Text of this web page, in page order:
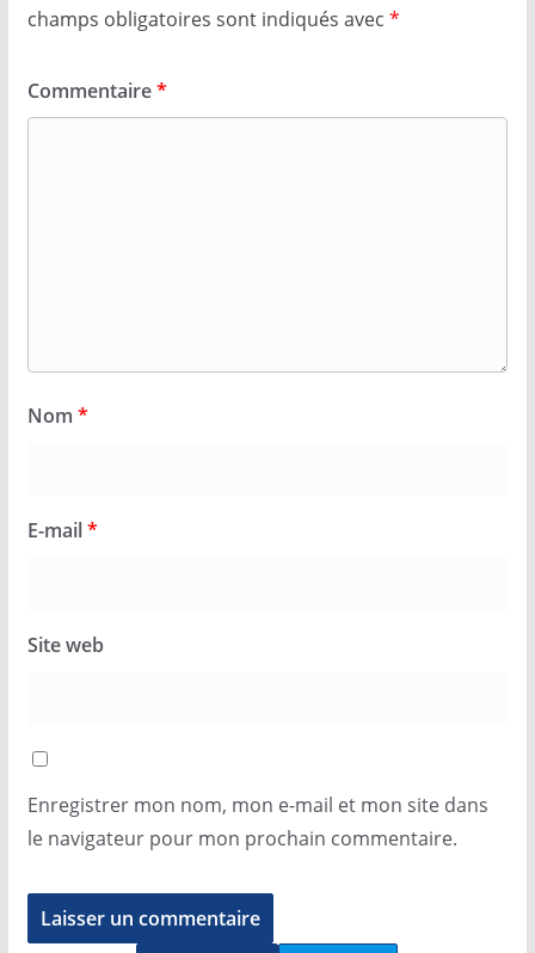
champs obligatoires sont indiqués avec *
Commentaire*
Nom *
E-mail*
Site web
Enregistrer mon nom, mon e-mail et mon site dans
le navigateur pour mon prochain commentaire.